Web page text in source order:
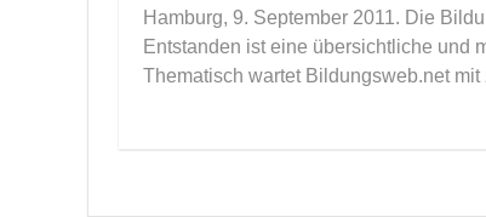
Hamburg, 9. September 2011. Die
Entstanden ist eine übersichtliche und
Thematisch wartet Bildungsweb.net